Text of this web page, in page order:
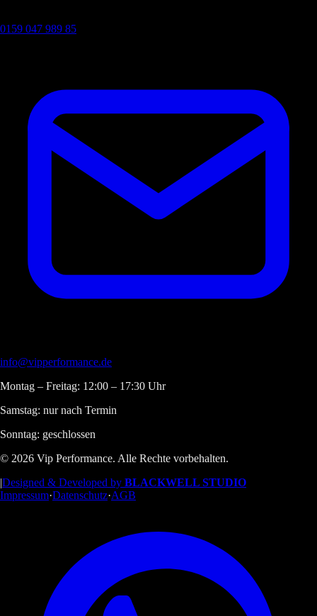
0159 047 989 85
info@vipperformance.de
Montag – Freitag: 12:00 – 17:30 Uhr
Samstag: nur nach Termin
Sonntag: geschlossen
© 2026 Vip Performance. Alle Rechte vorbehalten.
|Designed & Developed by BLACKWELL STUDIO
Impressum·Datenschutz·AGB